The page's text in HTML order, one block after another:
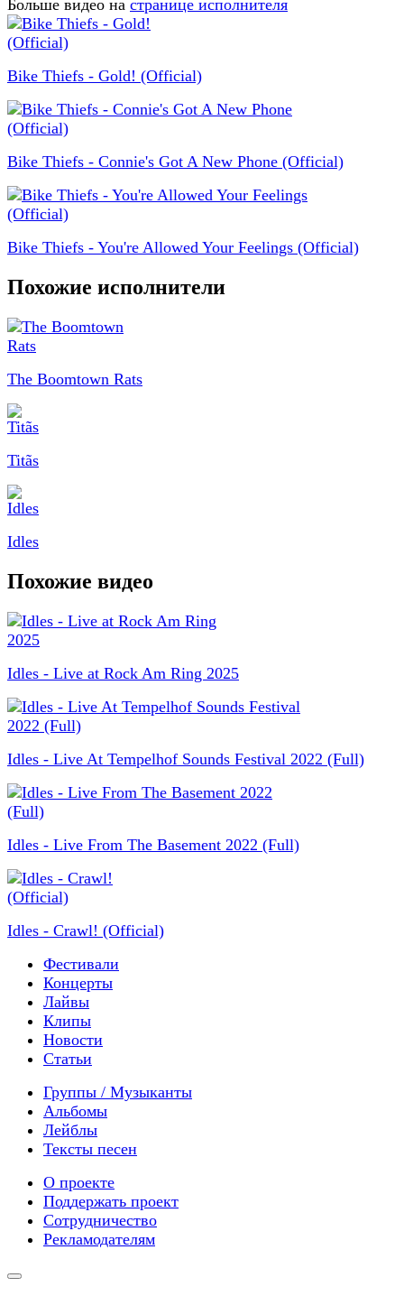
Больше видео на странице исполнителя
Bike Thiefs - Gold! (Official)
Bike Thiefs - Connie's Got A New Phone (Official)
Bike Thiefs - You're Allowed Your Feelings (Official)
Похожие исполнители
The Boomtown Rats
Titãs
Idles
Похожие видео
Idles - Live at Rock Am Ring 2025
Idles - Live At Tempelhof Sounds Festival 2022 (Full)
Idles - Live From The Basement 2022 (Full)
Idles - Crawl! (Official)
Фестивали
Концерты
Лайвы
Клипы
Новости
Статьи
Группы / Музыканты
Альбомы
Лейблы
Тексты песен
О проекте
Поддержать проект
Сотрудничество
Рекламодателям